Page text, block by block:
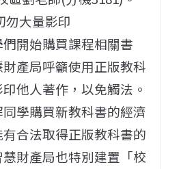
大量影印
開始購買課程相關書
產局呼籲使用正版教科
他人著作，以免觸法。
學購買新教科書的經濟
合法取得正版教科書的
財產局也特別建置「校